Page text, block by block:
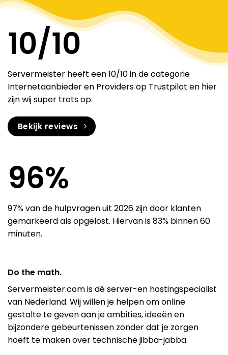
10/10
Servermeister heeft een 10/10 in de categorie
Internetaanbieder en Providers op Trustpilot en hier
zijn wij super trots op.
Bekijk reviews
97%
97% van de hulpvragen uit 2026 zijn door klanten
gemarkeerd als opgelost. Hiervan is 83% binnen 60
minuten.
Do the math.
Servermeister.com is dé server-en hostingspecialist
van Nederland. Wij willen je helpen om online
gestalte te geven aan je ambities, ideeën en
bijzondere gebeurtenissen zonder dat je zorgen
hoeft te maken over technische jibba-jabba.